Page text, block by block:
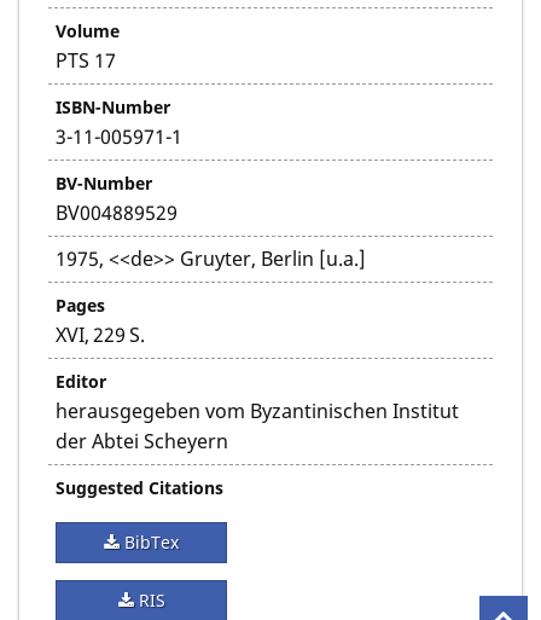
Volume
PTS 17
ISBN-Number
3-11-005971-1
BV-Number
BV004889529
1975, <<de>> Gruyter, Berlin [u.a.]
Pages
XVI, 229 S.
Editor
herausgegeben vom Byzantinischen Institut
der Abtei Scheyern
Suggested Citations
BibTex
RIS